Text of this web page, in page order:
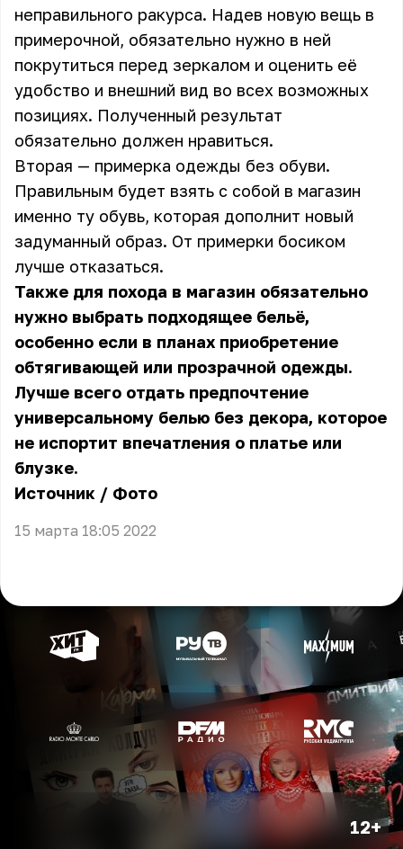
неправильного ракурса. Надев новую вещь в
примерочной, обязательно нужно в ней
покрутиться перед зеркалом и оценить её
удобство и внешний вид во всех возможных
позициях. Полученный результат
обязательно должен нравиться.
Вторая — примерка одежды без обуви.
Правильным будет взять с собой в магазин
именно ту обувь, которая дополнит новый
задуманный образ. От примерки босиком
лучше отказаться.
Также для похода в магазин обязательно
нужно выбрать подходящее бельё,
особенно если в планах приобретение
обтягивающей или прозрачной одежды.
Лучше всего отдать предпочтение
универсальному белью без декора, которое
не испортит впечатления о платье или
блузке.
Источник / Фото
15 марта 18:05 2022
12+